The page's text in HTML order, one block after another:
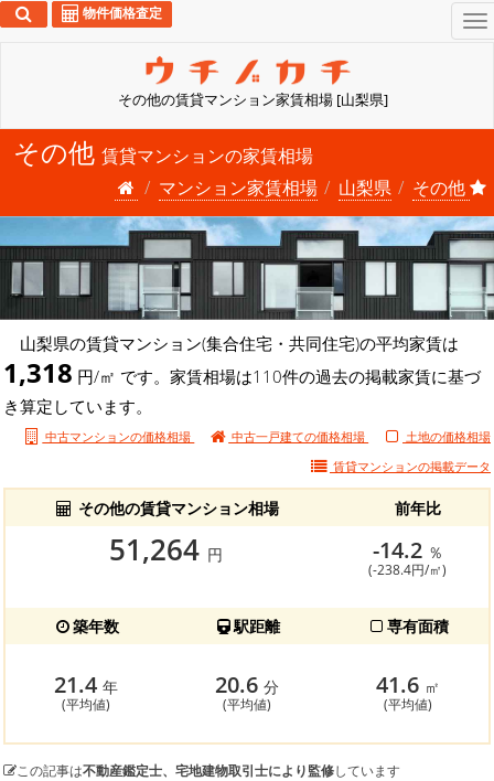
その他の賃貸マンション家賃相場 [山梨県]
物件価格査定
その他 賃貸マンションの家賃相場
マンション家賃相場
山梨県 その他
山梨県の賃貸マンション(集合住宅・共同住宅)の平均家賃は
1,318 円/㎡ です。家賃相場は110件の過去の掲載家賃に基づ
き算定しています。
中古マンションの価格相場 中古一戸建ての価格相場
土地の価格相場
賃貸マンションの掲載データ
その他の賃貸マンション相場 前年比
51,264 円 -14.2 ％
(-238.4円/㎡)
築年数 駅距離 専有面積
21.4 年
(平均値)
20.6 分
(平均値)
41.6 ㎡
(平均値)
この記事は不動産鑑定士、宅地建物取引士により監修しています